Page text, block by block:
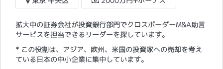
拡大中の証券会社が投資銀行部門でクロスボーダーM&A助言
サービスを担当できるリーダーを探しています。
* この役割は、アジア、欧州、米国の投資家への売却を考え
ている日本の中小企業に集中しています。